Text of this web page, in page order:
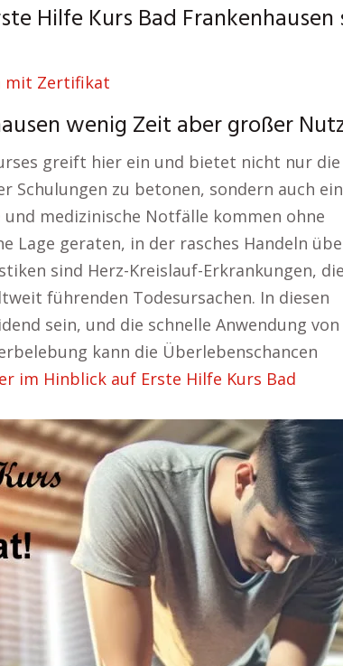
Hilfe Kurs Bad Frankenhausen
wenig Zeit aber großer
greift hier ein und bietet nicht nur die
Schulungen zu betonen, sondern auch
medizinische Notfälle kommen ohne
Lage geraten, in der rasches Handeln
sind Herz-Kreislauf-Erkrankungen,
führenden Todesursachen. In diesen
sein, und die schnelle Anwendung von
kann die Überlebenschancen
im Hinblick auf Erste Hilfe Kurs Bad